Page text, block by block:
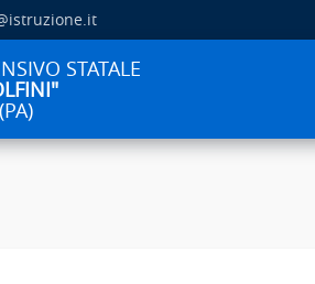
STATALE